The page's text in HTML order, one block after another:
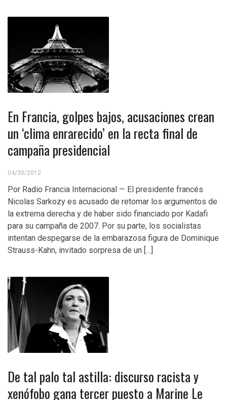
En Francia, golpes bajos, acusaciones crean
un ‘clima enrarecido’ en la recta final de
campaña presidencial
04/30/2012
Por Radio Francia Internacional — El presidente francés
Nicolas Sarkozy es acusado de retomar los argumentos de
la extrema derecha y de haber sido financiado por Kadafi
para su campaña de 2007. Por su parte, los socialistas
intentan despegarse de la embarazosa figura de Dominique
Strauss-Kahn, invitado sorpresa de un […]
De tal palo tal astilla: discurso racista y
xenófobo gana tercer puesto a Marine Le